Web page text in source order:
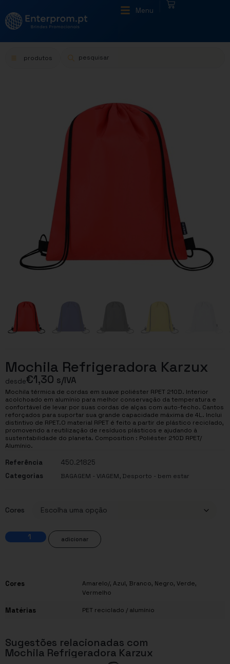
Menu
produtos
Mochila Refrigeradora Karzux
desde€1,30 s/IVA
Mochila térmica de cordas em suave poliéster RPET 210D. Interior
acolchoado em alumínio para melhor conservação da temperatura e
confortável de levar por suas cordas de alças com auto-fecho. Cantos
reforçados para suportar sua grande capacidade máxima de 4L. Inclui
distintivo de RPET.O material RPET é feito a partir de plástico reciclado,
promovendo a reutilização de resíduos plásticos e ajudando à
sustentabilidade do planeta. Composition : Poliéster 210D RPET/
Alumínio.
Referência
450.21825
Categorias
BAGAGEM - VIAGEM, Desporto - bem estar
Cores
adicionar
Cores Amarelo/, Azul, Branco, Negro, Verde,
Vermelho
Matérias PET reciclado / alumínio
Sugestões relacionadas com
Mochila Refrigeradora Karzux